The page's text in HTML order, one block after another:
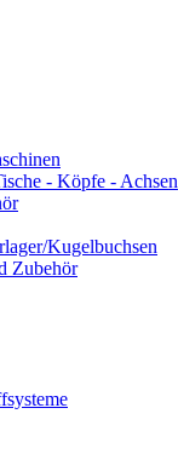
- Köpfe - Achsen
Kugelbuchsen
Zubehör